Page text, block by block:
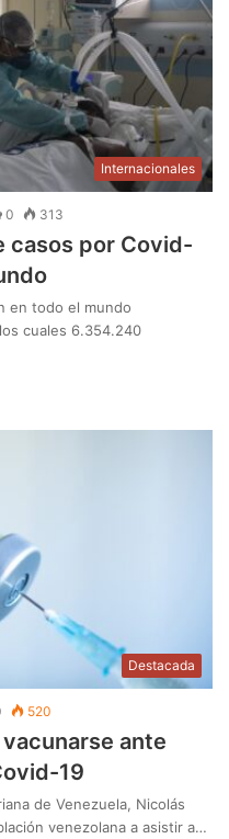
Internacionales
0 313
casos por Covid-
en todo el mundo
cuales 6.354.240
Destacada
520
ante
19
de Venezuela, Nicolás
venezolana a asistir a…